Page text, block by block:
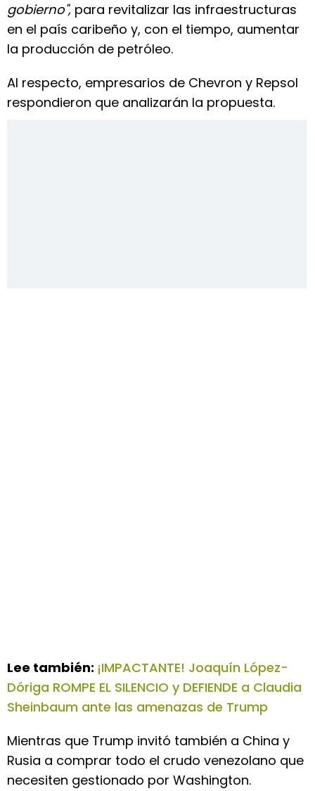
gobierno", para revitalizar las infraestructuras
en el país caribeño y, con el tiempo, aumentar
la producción de petróleo.
Al respecto, empresarios de Chevron y Repsol
respondieron que analizarán la propuesta.
Lee también: ¡IMPACTANTE! Joaquín López-
Dóriga ROMPE EL SILENCIO y DEFIENDE a Claudia
Sheinbaum ante las amenazas de Trump
Mientras que Trump invitó también a China y
Rusia a comprar todo el crudo venezolano que
necesiten gestionado por Washington.